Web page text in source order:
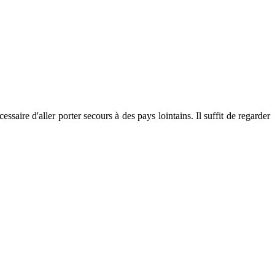
d'aller porter secours à des pays lointains. Il suffit de regarder